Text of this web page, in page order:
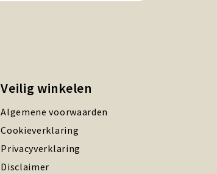
Veilig winkelen
Algemene voorwaarden
Cookieverklaring
Privacyverklaring
Disclaimer